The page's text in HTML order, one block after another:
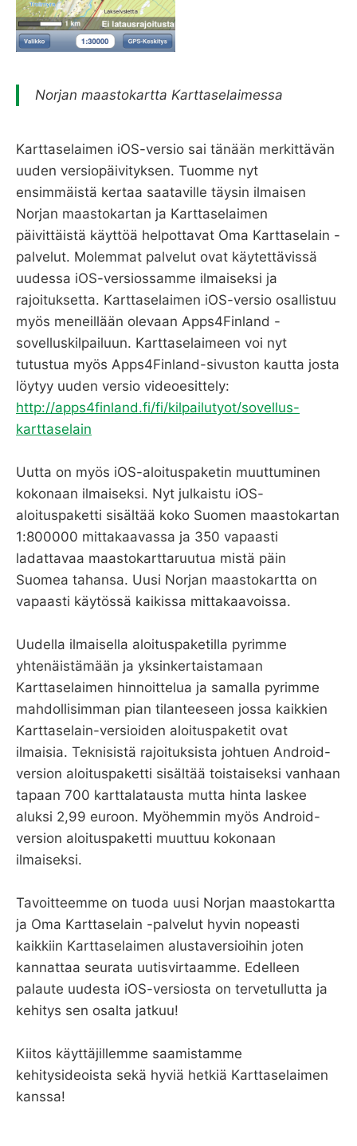
Norjan maastokartta Karttaselaimessa
Karttaselaimen iOS-versio sai tänään merkittävän
uuden versiopäivityksen. Tuomme nyt
ensimmäistä kertaa saataville täysin ilmaisen
Norjan maastokartan ja Karttaselaimen
päivittäistä käyttöä helpottavat Oma Karttaselain -
palvelut. Molemmat palvelut ovat käytettävissä
uudessa iOS-versiossamme ilmaiseksi ja
rajoituksetta. Karttaselaimen iOS-versio osallistuu
myös meneillään olevaan Apps4Finland -
sovelluskilpailuun. Karttaselaimeen voi nyt
tutustua myös Apps4Finland-sivuston kautta josta
löytyy uuden versio videoesittely:
http://apps4finland.fi/fi/kilpailutyot/sovellus-
karttaselain
Uutta on myös iOS-aloituspaketin muuttuminen
kokonaan ilmaiseksi. Nyt julkaistu iOS-
aloituspaketti sisältää koko Suomen maastokartan
1:800000 mittakaavassa ja 350 vapaasti
ladattavaa maastokarttaruutua mistä päin
Suomea tahansa. Uusi Norjan maastokartta on
vapaasti käytössä kaikissa mittakaavoissa.
Uudella ilmaisella aloituspaketilla pyrimme
yhtenäistämään ja yksinkertaistamaan
Karttaselaimen hinnoittelua ja samalla pyrimme
mahdollisimman pian tilanteeseen jossa kaikkien
Karttaselain-versioiden aloituspaketit ovat
ilmaisia. Teknisistä rajoituksista johtuen Android-
version aloituspaketti sisältää toistaiseksi vanhaan
tapaan 700 karttalatausta mutta hinta laskee
aluksi 2,99 euroon. Myöhemmin myös Android-
version aloituspaketti muuttuu kokonaan
ilmaiseksi.
Tavoitteemme on tuoda uusi Norjan maastokartta
ja Oma Karttaselain -palvelut hyvin nopeasti
kaikkiin Karttaselaimen alustaversioihin joten
kannattaa seurata uutisvirtaamme. Edelleen
palaute uudesta iOS-versiosta on tervetullutta ja
kehitys sen osalta jatkuu!
Kiitos käyttäjillemme saamistamme
kehitysideoista sekä hyviä hetkiä Karttaselaimen
kanssa!